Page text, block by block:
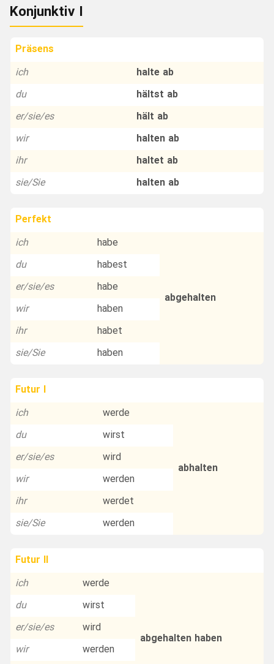
Konjunktiv I
Präsens
ich
halte ab
du
hältst ab
er/sie/es
hält ab
wir
halten ab
ihr
haltet ab
sie/Sie
halten ab
Perfekt
ich
habe
abgehalten
du
habest
er/sie/es
habe
wir
haben
ihr
habet
sie/Sie
haben
Futur I
ich
werde
abhalten
du
wirst
er/sie/es
wird
wir
werden
ihr
werdet
sie/Sie
werden
Futur II
ich
werde
abgehalten haben
du
wirst
er/sie/es
wird
wir
werden